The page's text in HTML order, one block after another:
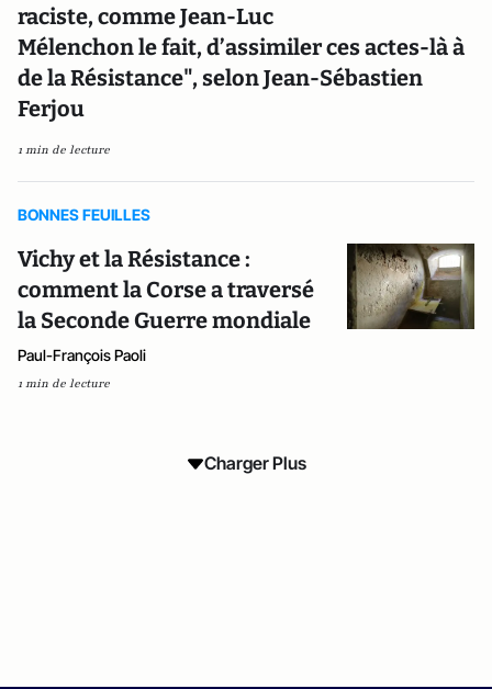
raciste, comme Jean-Luc
Mélenchon le fait, d’assimiler ces actes-là à
de la Résistance", selon Jean-Sébastien
Ferjou
1 min de lecture
BONNES FEUILLES
Vichy et la Résistance :
comment la Corse a traversé
la Seconde Guerre mondiale
Paul-François Paoli
1 min de lecture
Charger Plus